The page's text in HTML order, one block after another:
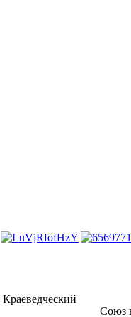
Краеведческий
Союз